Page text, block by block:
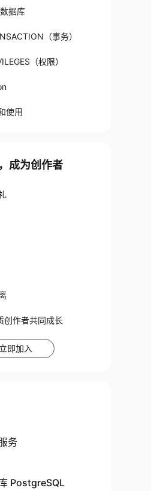
D.EMP_ID;
据库
（事务）
（权限）
使用
成为创作者
作者共同成长
立即加入
务
PostgreSQL